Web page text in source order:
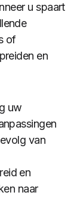
u spaart
of
en
uw
van
en
naar